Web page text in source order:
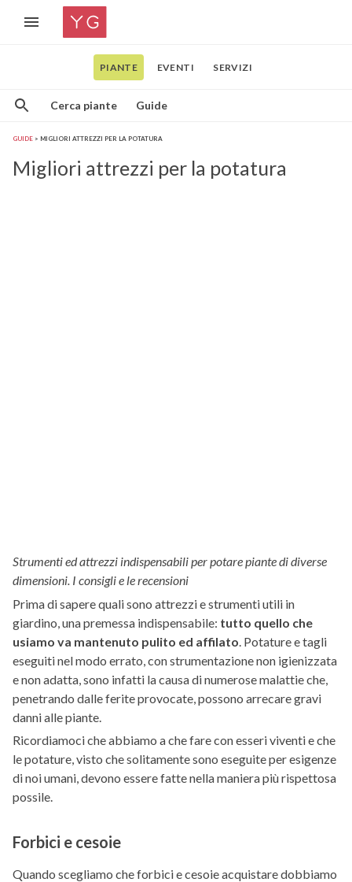
PIANTE EVENTI SERVIZI
Cerca piante Guide
GUIDE MIGLIORI ATTREZZI PER LA POTATURA
Migliori attrezzi per la potatura
Strumenti ed attrezzi indispensabili per potare piante di diverse
dimensioni. I consigli e le recensioni
Prima di sapere quali sono attrezzi e strumenti utili in
giardino, una premessa indispensabile: tutto quello che
usiamo va mantenuto pulito ed affilato . Potature e tagli
eseguiti nel modo errato, con strumentazione non igienizzata
e non adatta, sono infatti la causa di numerose malattie che,
penetrando dalle ferite provocate, possono arrecare gravi
danni alle piante.
Ricordiamoci che abbiamo a che fare con esseri viventi e che
le potature, visto che solitamente sono eseguite per esigenze
di noi umani, devono essere fatte nella maniera più rispettosa
possile.
Forbici e cesoie
Quando scegliamo che forbici e cesoie acquistare dobbiamo